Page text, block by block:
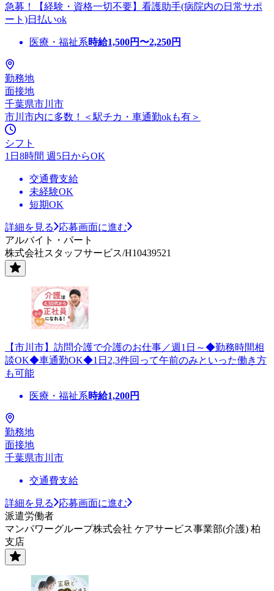
急募！【経験・資格一切不要】看護助手(病院内の日常サポ
ート)日払いok
医療・福祉系時給1,500円〜2,250円
勤務地
面接地
千葉県市川市
市川市内に多数！＜駅チカ・車通勤okも有＞
シフト
1日8時間 週5日からOK
交通費支給
未経験OK
短期OK
詳細を見る
応募画面に進む
アルバイト・パート
株式会社スタッフサービス/H10439521
【市川市】訪問介護で介護のお仕事／週1日～◆勤務時間相
談OK◆車通勤OK◆1日2,3件回って午前のみといった働き方
も可能
医療・福祉系時給1,200円
勤務地
面接地
千葉県市川市
交通費支給
詳細を見る
応募画面に進む
派遣労働者
マンパワーグループ株式会社 ケアサービス事業部(介護) 柏
支店